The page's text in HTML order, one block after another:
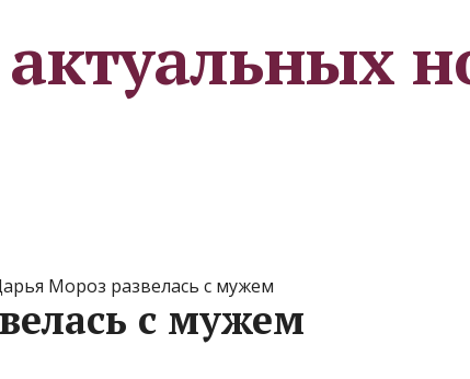
Мороз развелась с мужем
с мужем